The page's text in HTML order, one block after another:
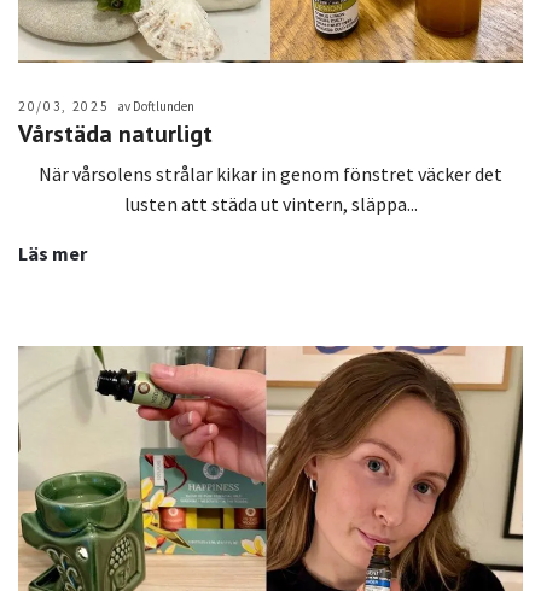
20/03, 2025 av Doftlunden
Vårstäda naturligt
När vårsolens strålar kikar in genom fönstret väcker det
lusten att städa ut vintern, släppa...
Läs mer